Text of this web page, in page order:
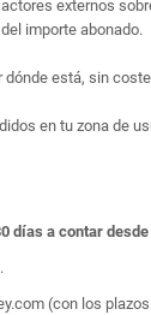
externos
importe abonado.
está, sin
en tu zona de
días a contar
(con los